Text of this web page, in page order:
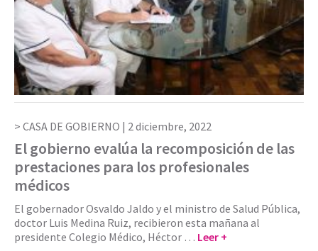
CASA DE GOBIERNO | 2 diciembre, 2022
El gobierno evalúa la recomposición de las
prestaciones para los profesionales
médicos
El gobernador Osvaldo Jaldo y el ministro de Salud Pública,
doctor Luis Medina Ruiz, recibieron esta mañana al
presidente Colegio Médico, Héctor … Leer +